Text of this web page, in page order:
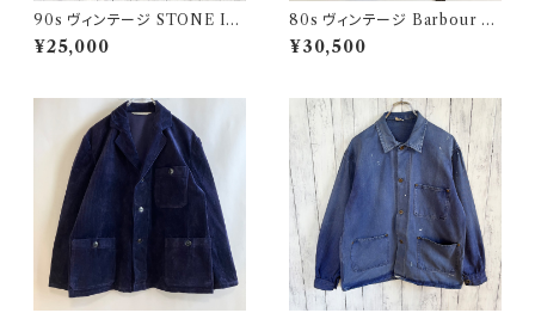
90s ヴィンテージ STONE ISL
AND ウールジャケット ストーン
アイランド グリーンエッジ
¥25,000
80s ヴィンテージ Barbour 2
ワラント ソルウェイジッパー Sol
way Zipper オイルドジャケット
¥30,500